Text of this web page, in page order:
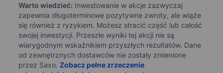
Warto wiedzieć: Inwestowanie w akcje zazwyczaj
zapewnia długoterminowe pozytywne zwroty, ale wiąże
się również z ryzykiem. Możesz stracić część lub całość
swojej inwestycji. Przeszłe wyniki tej akcji nie są
wiarygodnym wskaźnikiem przyszłych rezultatów. Dane
od zewnętrznych dostawców nie zostały zmienione
przez Saxo. Zobacz pełne zrzeczenie